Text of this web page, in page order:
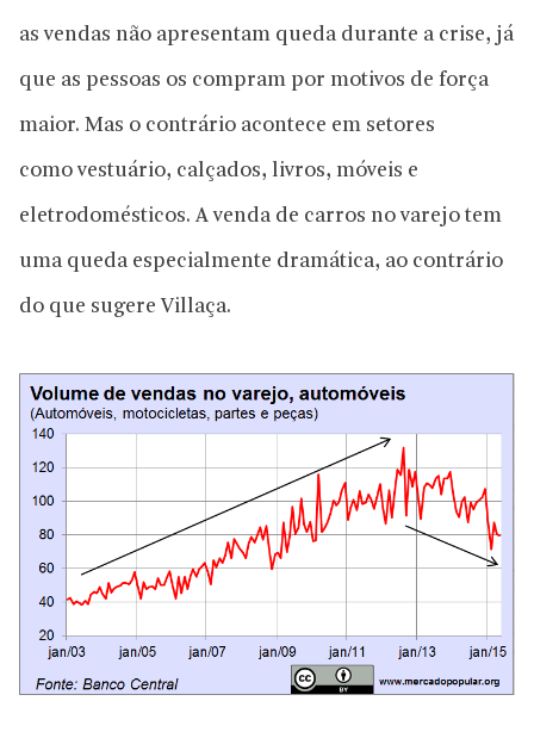
as vendas não apresentam queda durante a crise, já
que as pessoas os compram por motivos de força
maior. Mas o contrário acontece em setores
como vestuário, calçados, livros, móveis e
eletrodomésticos. A venda de carros no varejo tem
uma queda especialmente dramática, ao contrário
do que sugere Villaça.